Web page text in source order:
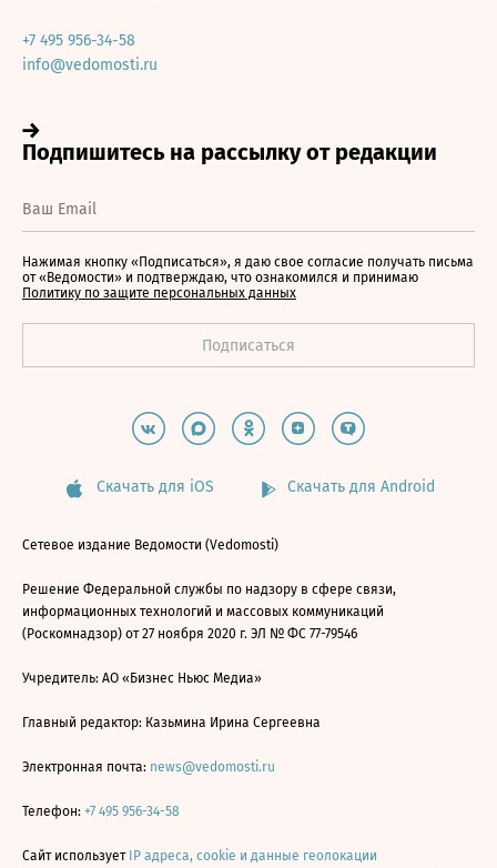
+7 495 956-34-58
info@vedomosti.ru
Нажимая кнопку «Подписаться», я даю свое согласие получать письма
от «Ведомости» и подтверждаю, что ознакомился и принимаю
Политику по защите персональных данных
Скачать для iOS Скачать для Android
Сетевое издание Ведомости (Vedomosti)
Решение Федеральной службы по надзору в сфере связи,
информационных технологий и массовых коммуникаций
(Роскомнадзор) от 27 ноября 2020 г. ЭЛ № ФС 77-79546
Учредитель: АО «Бизнес Ньюс Медиа»
Главный редактор: Казьмина Ирина Сергеевна
Электронная почта: news@vedomosti.ru
Телефон: +7 495 956-34-58
Сайт использует IP адреса, cookie и данные геолокации